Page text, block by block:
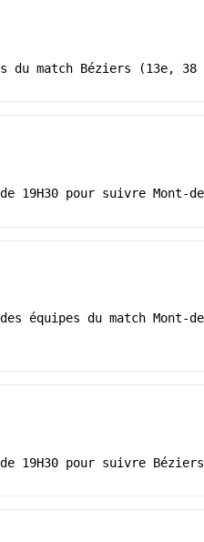
du match Béziers (13e,
pour suivre Mont-
équipes du match Mont-
19H30 pour suivre